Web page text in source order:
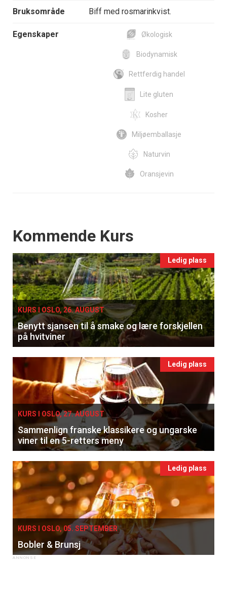
Bruksområde Biff med rosmarinkvist.
Egenskaper Økologisk
Biodynamisk
Rettferdig handel
Lite gluten
Kosher
Miljøemballasje
Naturvin
Oransjevin
Events
Kommende Kurs
Ledig plass
KURS I OSLO, 26. AUGUST
Benytt sjansen til å smake og lære forskjellen
på hvitviner
Ledig plass
KURS I OSLO, 27. AUGUST
Sammenlign franske klassikere og ungarske
viner til en 5-retters meny
Ledig plass
KURS I OSLO, 05. SEPTEMBER
Bobler & Brunsj